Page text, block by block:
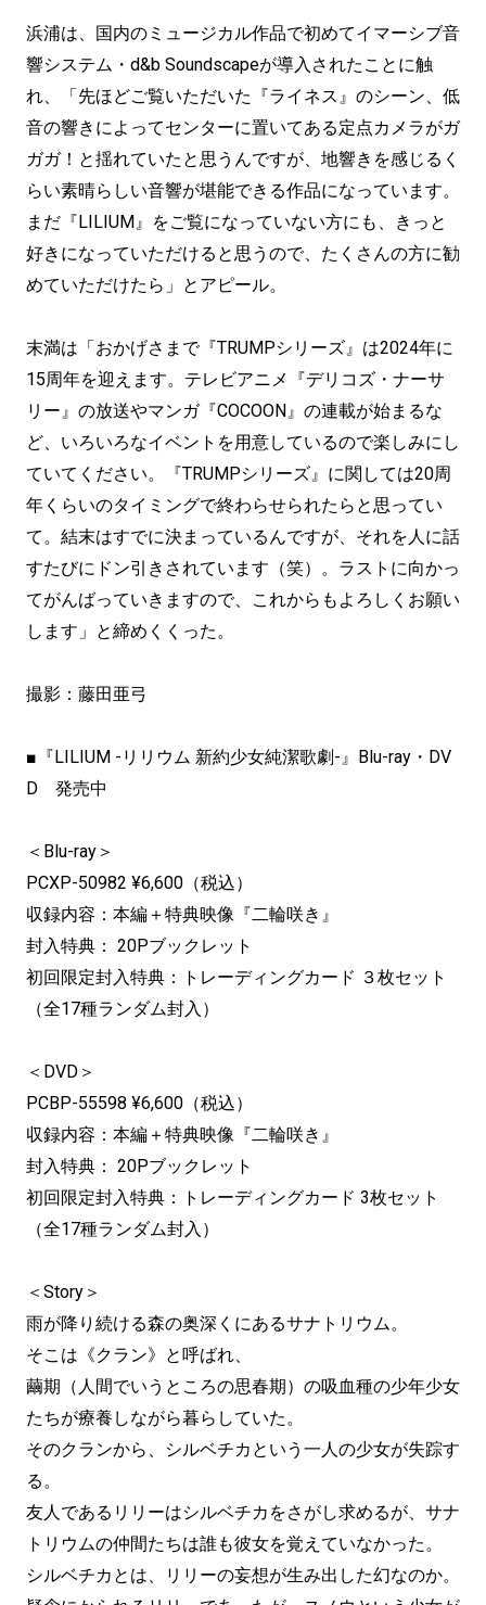
浜浦は、国内のミュージカル作品で初めてイマーシブ音
響システム・d&b Soundscapeが導入されたことに触
れ、「先ほどご覧いただいた『ライネス』のシーン、低
音の響きによってセンターに置いてある定点カメラがガ
ガガ！と揺れていたと思うんですが、地響きを感じるく
らい素晴らしい音響が堪能できる作品になっています。
まだ『LILIUM』をご覧になっていない方にも、きっと
好きになっていただけると思うので、たくさんの方に勧
めていただけたら」とアピール。
末満は「おかげさまで『TRUMPシリーズ』は2024年に
15周年を迎えます。テレビアニメ『デリコズ・ナーサ
リー』の放送やマンガ『COCOON』の連載が始まるな
ど、いろいろなイベントを用意しているので楽しみにし
ていてください。『TRUMPシリーズ』に関しては20周
年くらいのタイミングで終わらせられたらと思ってい
て。結末はすでに決まっているんですが、それを人に話
すたびにドン引きされています（笑）。ラストに向かっ
てがんばっていきますので、これからもよろしくお願い
します」と締めくくった。
撮影：藤田亜弓
■『LILIUM -リリウム 新約少女純潔歌劇-』Blu-ray・DV
D 発売中
＜Blu-ray＞
PCXP-50982 ¥6,600（税込）
収録内容：本編＋特典映像『二輪咲き』
封入特典： 20Pブックレット
初回限定封入特典：トレーディングカード ３枚セット
（全17種ランダム封入）
＜DVD＞
PCBP-55598 ¥6,600（税込）
収録内容：本編＋特典映像『二輪咲き』
封入特典： 20Pブックレット
初回限定封入特典：トレーディングカード 3枚セット
（全17種ランダム封入）
＜Story＞
雨が降り続ける森の奥深くにあるサナトリウム。
そこは《クラン》と呼ばれ、
繭期（人間でいうところの思春期）の吸血種の少年少女
たちが療養しながら暮らしていた。
そのクランから、シルベチカという一人の少女が失踪す
る。
友人であるリリーはシルベチカをさがし求めるが、サナ
トリウムの仲間たちは誰も彼女を覚えていなかった。
シルベチカとは、リリーの妄想が生み出した幻なのか。